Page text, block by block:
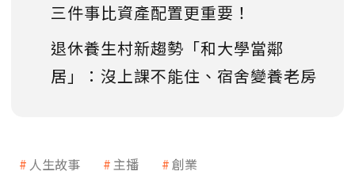
三件事比資產配置更重要！
退休養生村新趨勢「和大學當鄰
居」：沒上課不能住、宿舍變養老房
人生故事 主播 創業